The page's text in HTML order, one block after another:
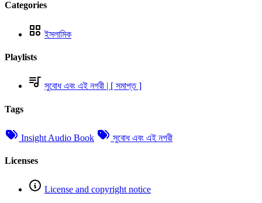
Categories
ইসলামিক
Playlists
সুবোধ এবং এই নগরী | [ সমাপ্ত ]
Tags
Insight Audio Book সুবোধ এবং এই নগরী
Licenses
License and copyright notice